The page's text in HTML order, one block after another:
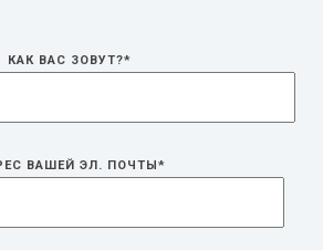
КАК ВАС ЗОВУТ?*
ВАШЕЙ ЭЛ. ПОЧТЫ*